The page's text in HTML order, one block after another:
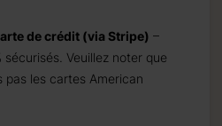
de crédit (via Stripe) –
sécurisés. Veuillez noter que
pas les cartes American